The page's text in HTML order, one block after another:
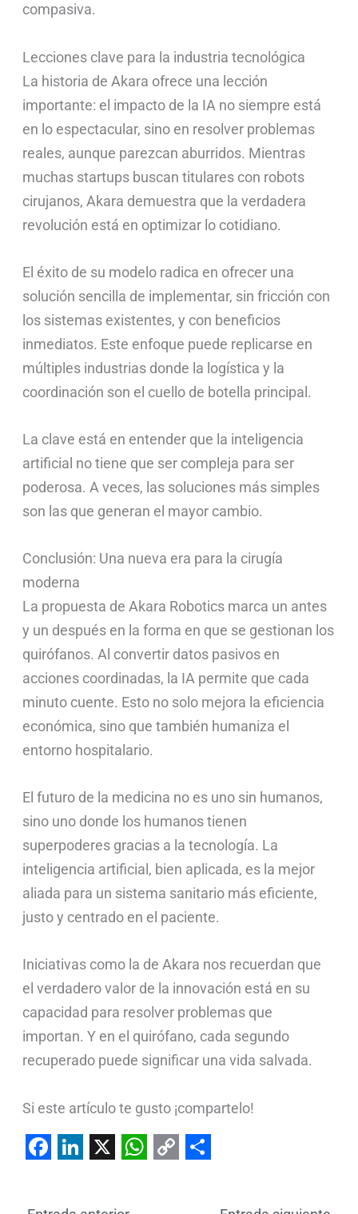
compasiva.
Lecciones clave para la industria tecnológica
La historia de Akara ofrece una lección
importante: el impacto de la IA no siempre está
en lo espectacular, sino en resolver problemas
reales, aunque parezcan aburridos. Mientras
muchas startups buscan titulares con robots
cirujanos, Akara demuestra que la verdadera
revolución está en optimizar lo cotidiano.
El éxito de su modelo radica en ofrecer una
solución sencilla de implementar, sin fricción con
los sistemas existentes, y con beneficios
inmediatos. Este enfoque puede replicarse en
múltiples industrias donde la logística y la
coordinación son el cuello de botella principal.
La clave está en entender que la inteligencia
artificial no tiene que ser compleja para ser
poderosa. A veces, las soluciones más simples
son las que generan el mayor cambio.
Conclusión: Una nueva era para la cirugía
moderna
La propuesta de Akara Robotics marca un antes
y un después en la forma en que se gestionan los
quirófanos. Al convertir datos pasivos en
acciones coordinadas, la IA permite que cada
minuto cuente. Esto no solo mejora la eficiencia
económica, sino que también humaniza el
entorno hospitalario.
El futuro de la medicina no es uno sin humanos,
sino uno donde los humanos tienen
superpoderes gracias a la tecnología. La
inteligencia artificial, bien aplicada, es la mejor
aliada para un sistema sanitario más eficiente,
justo y centrado en el paciente.
Iniciativas como la de Akara nos recuerdan que
el verdadero valor de la innovación está en su
capacidad para resolver problemas que
importan. Y en el quirófano, cada segundo
recuperado puede significar una vida salvada.
Si este artículo te gusto ¡compartelo!